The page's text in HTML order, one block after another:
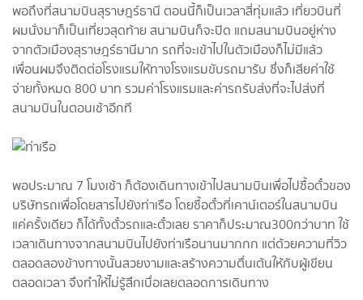
พอถึงที่สนามบินสุราษฎร์ธานี ตอนนี้ก็เป็นเวลาสี่ทุ่มแล้ว เที่ยวบินที่
ผมนั่งมาก็เป็นเที่ยวสุดท้าย สนามบินก็จะปิด แถมสนามบินอยู่ห่าง
จากตัวเมืองสุราษฎร์ธานีมาก รถที่จะเข้าไปในตัวเมืองก็ไม่มีแล้ว
เพื่อนผมจึงติดต่อโรงแรมให้ทางโรงแรมขับรถมารับ ซึ่งก็เสียค่าใช้
จ่ายทั้งหมด 800 บาท รวมค่าโรงแรมและค่ารถรับส่งที่จะไปส่งที่
สนามบินในตอนเช้าอีกที
พอประมาณ 7 โมงเช้า ก็ต้องเดินทางเข้าไปสนามบินเพื่อไปซื้อตั๋วของ
บริษัทรถเพื่อโดยสารไปยังท่าเรือ โดยซื้อตั๋วที่เคาน์เตอร์ในสนามบิน
แค่ครั้งเดียว ก็ได้ทั้งตั๋วรถและตั๋วเลย ราคาก็ประมาณ300กว่าบาท ใช้
เวลาเดินทางจากสนามบินไปยังท่าเรือนานมากกก แต่ด้วยความที่วิว
ตลอดสองข้างทางนั้นสวยงามและสร้างความตื่นเต้นให้กับผู้เขียน
ตลอดเวลา จึงทำให้ไม่รู้สึกเบื่อเลยตลอดการเดินทาง